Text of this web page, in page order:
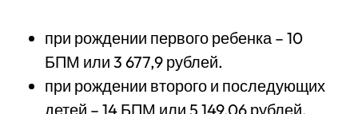
при рождении первого ребенка – 10
БПМ или 3 677,9 рублей.
при рождении второго и последующих
детей – 14 БПМ или 5 149,06 рублей.